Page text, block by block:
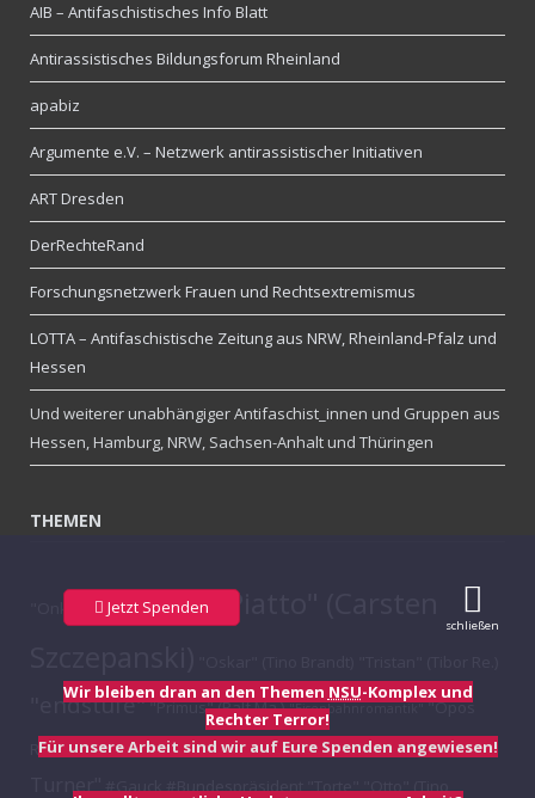
AIB – Antifaschistisches Info Blatt
Antirassistisches Bildungsforum Rheinland
apabiz
Argumente e.V. – Netzwerk antirassistischer Initiativen
ART Dresden
DerRechteRand
Forschungsnetzwerk Frauen und Rechtsextremismus
LOTTA – Antifaschistische Zeitung aus NRW, Rheinland-Pfalz und
Hessen
Und weiterer unabhängiger Antifaschist_innen und Gruppen aus
Hessen, Hamburg, NRW, Sachsen-Anhalt und Thüringen
THEMEN
"Major Williams" "Piatto" (Carsten
"endstufe""Primus" (Ralf Ma.) "Eisenbahnromantik"
"Opos
Records""Alex" (Andreas Ra.) "Aktion Konfetti""Earl
Turner"#Gauck #Bundespräsident"Torte""Otto" (Tino
schließen
Jetzt Spenden
Wir bleiben dran an den Themen NSU-Komplex und
Rechter Terror!
Für unsere Arbeit sind wir auf Eure Spenden angewiesen!